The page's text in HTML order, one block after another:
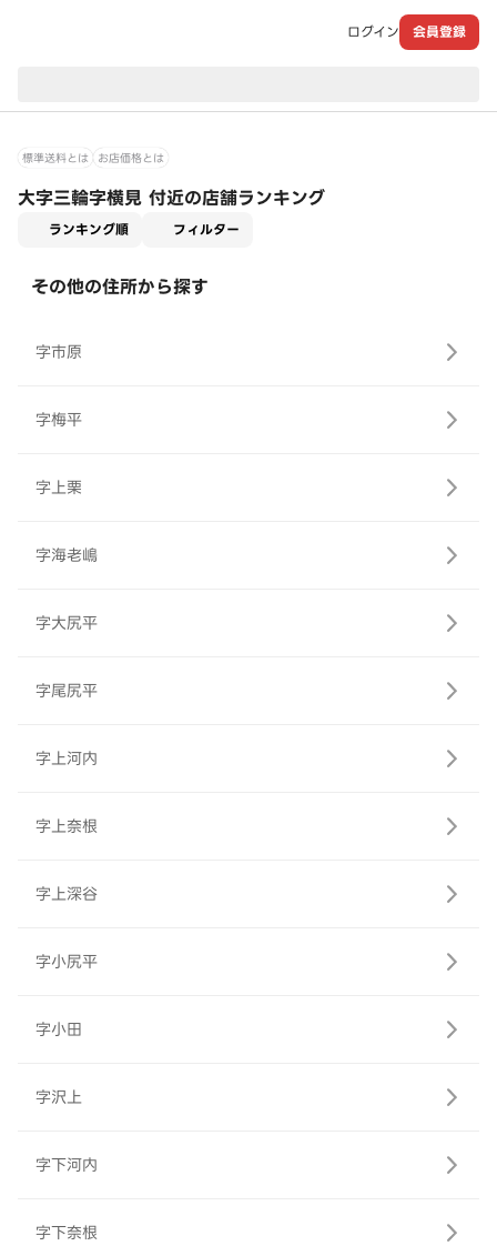
ログイン 会員登録
標準送料とは お店価格とは
大字三輪字横見 付近の店舗ランキング
ランキング順 フィルター
その他の住所から探す
字市原
字梅平
字上栗
字海老嶋
字大尻平
字尾尻平
字上河内
字上奈根
字上深谷
字小尻平
字小田
字沢上
字下河内
字下奈根